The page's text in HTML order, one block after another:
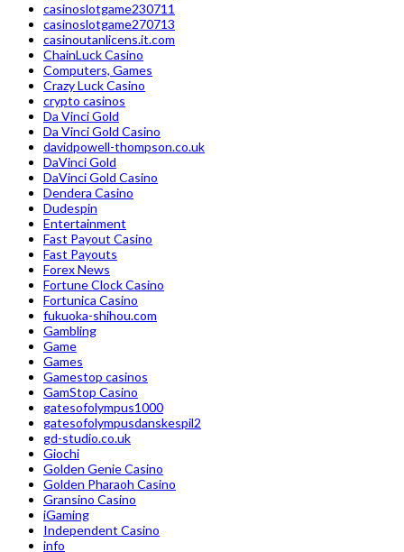
casinoslotgame230711
casinoslotgame270713
casinoutanlicens.it.com
ChainLuck Casino
Computers, Games
Crazy Luck Casino
crypto casinos
Da Vinci Gold
Da Vinci Gold Casino
davidpowell-thompson.co.uk
DaVinci Gold
DaVinci Gold Casino
Dendera Casino
Dudespin
Entertainment
Fast Payout Casino
Fast Payouts
Forex News
Fortune Clock Casino
Fortunica Casino
fukuoka-shihou.com
Gambling
Game
Games
Gamestop casinos
GamStop Casino
gatesofolympus1000
gatesofolympusdanskespil2
gd-studio.co.uk
Giochi
Golden Genie Casino
Golden Pharaoh Casino
Gransino Casino
iGaming
Independent Casino
info